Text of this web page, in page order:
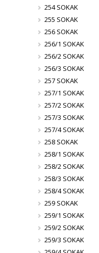
254 SOKAK
255 SOKAK
256 SOKAK
256/1 SOKAK
256/2 SOKAK
256/3 SOKAK
257 SOKAK
257/1 SOKAK
257/2 SOKAK
257/3 SOKAK
257/4 SOKAK
258 SOKAK
258/1 SOKAK
258/2 SOKAK
258/3 SOKAK
258/4 SOKAK
259 SOKAK
259/1 SOKAK
259/2 SOKAK
259/3 SOKAK